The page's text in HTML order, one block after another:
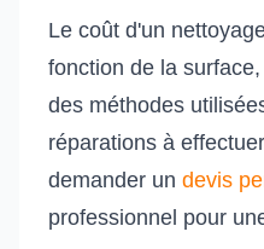
Le coût d'un
fonction de la
des méthodes
réparations à
demander un devis
professionnel pour